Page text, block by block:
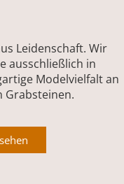
Leidenschaft. Wir
ausschließlich in
Modelvielfalt an
Grabsteinen.